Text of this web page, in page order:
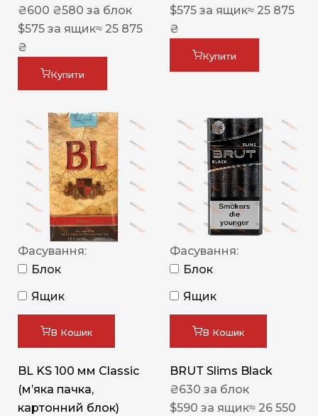
₴600 ₴580 за блок
$575 за ящик≈ 25 875
₴
Купити
$575 за ящик≈ 25 875
₴
Купити
Фасування:
Блок
Ящик
В Кошик
BL KS 100 мм Classic
(м’яка пачка,
картонний блок)
Фасування:
Блок
Ящик
В Кошик
BRUT Slims Black
₴630 за блок
$590 за ящик≈ 26 550